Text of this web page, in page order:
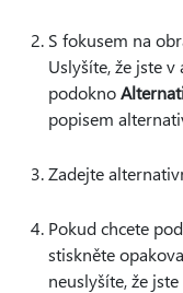
S fokusem na
Uslyšíte, že jste
podokno
popisem
Zadejte
Pokud chcete
stiskněte
neuslyšíte, že